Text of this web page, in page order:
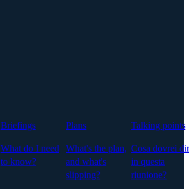
Briefings
What do I need
to know?
Plans
What's the plan,
and what's
slipping?
Talking points
Cosa dovrei
in questa
riunione?